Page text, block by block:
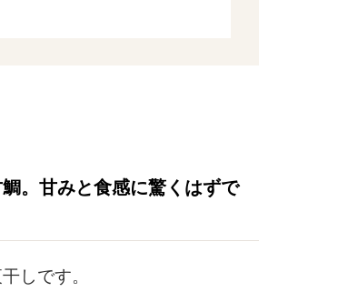
。甘みと食感に驚くはずで
しです。